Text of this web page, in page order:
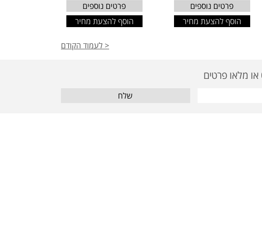
פרטים נוספים
הוסף להצעת מחיר
פרטים נוספים
הוסף להצעת מחיר
< לעמוד הקודם
שלח